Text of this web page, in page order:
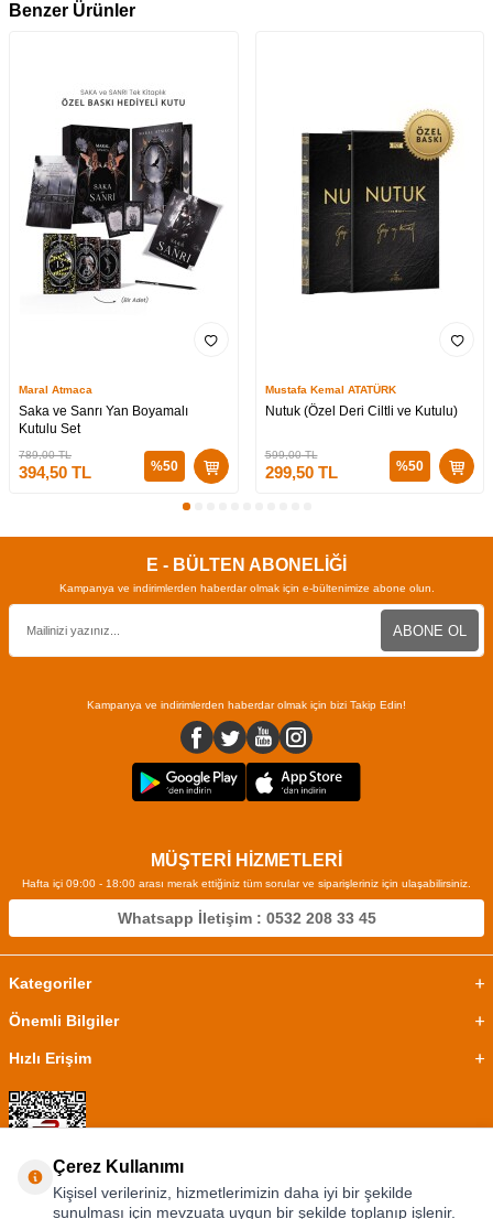
Benzer Ürünler
Maral Atmaca
Saka ve Sanrı Yan Boyamalı
Kutulu Set
789,00TL
394,50 TL %50
Mustafa Kemal ATATÜRK
Nutuk (Özel Deri Ciltli ve Kutulu)
599,00TL
299,50TL %50
E - BÜLTEN ABONELİĞİ
Kampanya ve indirimlerden haberdar olmak için e-bültenimize abone olun.
ABONE OL
Kampanya ve indirimlerden haberdar olmak için bizi Takip Edin!
MÜŞTERİ HİZMETLERİ
Hafta içi 09:00 - 18:00 arası merak ettiğiniz tüm sorular ve siparişleriniz için ulaşabilirsiniz.
Whatsapp İletişim : 0532 208 33 45
Kategoriler
Önemli Bilgiler
Hızlı Erişim
Çerez Kullanımı
Kişisel verileriniz, hizmetlerimizin daha iyi bir şekilde
sunulması için mevzuata uygun bir şekilde toplanıp işlenir.